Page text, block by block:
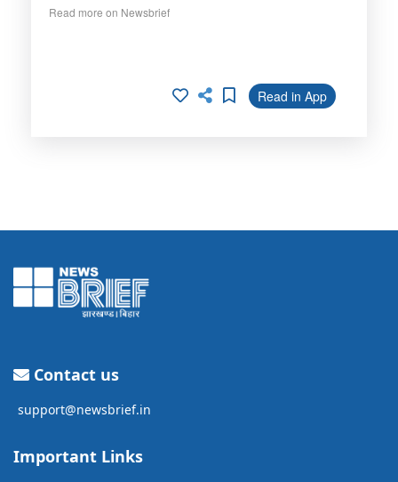
Read more on Newsbrief
Read in App
Contact us
support@newsbrief.in
Important Links